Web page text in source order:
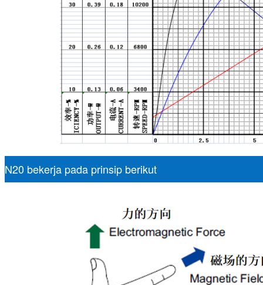
N20 bekerja pada prinsip berikut